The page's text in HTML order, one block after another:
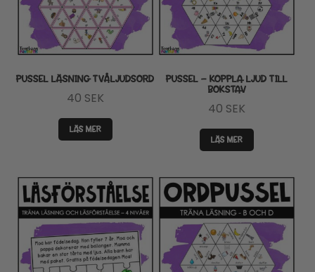
LICENSER
EXPANDERA
UNDERMENY
TIPSHÖRNAN
PUSSEL LÄSNING TVÅLJUDSORD
40 SEK
LÄS MER
PUSSEL – KOPPLA LJUD TILL
BOKSTAV
40 SEK
LÄS MER